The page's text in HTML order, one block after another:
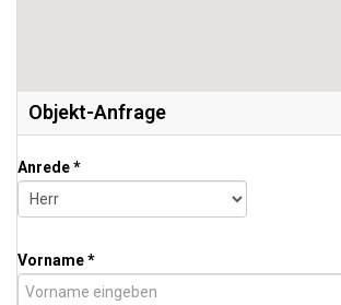
Objekt-Anfrage
Anrede *
Vorname *